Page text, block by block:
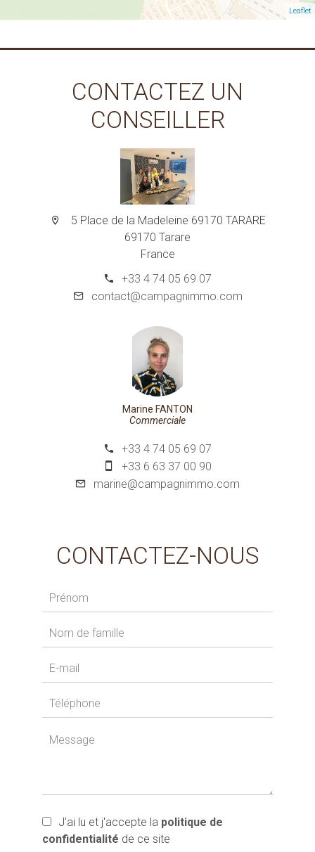
Leaflet
CONTACTEZ UN
CONSEILLER
5 Place de la Madeleine 69170 TARARE
69170 Tarare
France
+33 4 74 05 69 07
contact@campagnimmo.com
Marine FANTON
Commerciale
+33 4 74 05 69 07
+33 6 63 37 00 90
marine@campagnimmo.com
CONTACTEZ-NOUS
J’ai lu et j'accepte la politique de
confidentialité de ce site